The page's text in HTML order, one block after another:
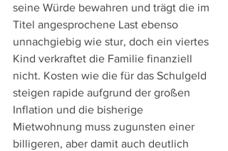
seine Würde bewahren und trägt die im
Titel angesprochene Last ebenso
unnachgiebig wie stur, doch ein viertes
Kind verkraftet die Familie finanziell
nicht. Kosten wie die für das Schulgeld
steigen rapide aufgrund der großen
Inflation und die bisherige
Mietwohnung muss zugunsten einer
billigeren, aber damit auch deutlich